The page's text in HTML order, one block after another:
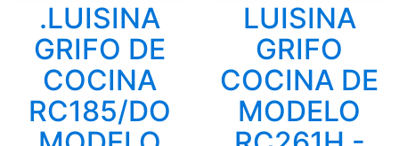
.LUISINA
GRIFO DE
COCINA
RC185/DO
LUISINA
GRIFO
COCINA DE
MODELO